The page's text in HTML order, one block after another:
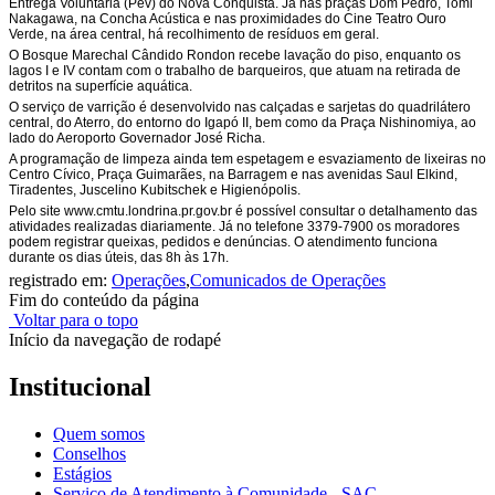
Entrega Voluntária (Pev) do Nova Conquista. Já nas praças Dom Pedro, Tomi
Nakagawa, na Concha Acústica e nas proximidades do Cine Teatro Ouro
Verde, na área central, há recolhimento de resíduos em geral.
O Bosque Marechal Cândido Rondon recebe lavação do piso, enquanto os
lagos I e IV contam com o trabalho de barqueiros, que atuam na retirada de
detritos na superfície aquática.
O serviço de varrição é desenvolvido nas calçadas e sarjetas do quadrilátero
central, do Aterro, do entorno do Igapó II, bem como da Praça Nishinomiya, ao
lado do Aeroporto Governador José Richa.
A programação de limpeza ainda tem espetagem e esvaziamento de lixeiras no
Centro Cívico, Praça Guimarães, na Barragem e nas avenidas Saul Elkind,
Tiradentes, Juscelino Kubitschek e Higienópolis.
Pelo site www.cmtu.londrina.pr.gov.br é possível consultar o detalhamento das
atividades realizadas diariamente. Já no telefone 3379-7900 os moradores
podem registrar queixas, pedidos e denúncias. O atendimento funciona
durante os dias úteis, das 8h às 17h.
registrado em: Operações,Comunicados de Operações
Fim do conteúdo da página
Voltar para o topo
Início da navegação de rodapé
Institucional
Quem somos
Conselhos
Estágios